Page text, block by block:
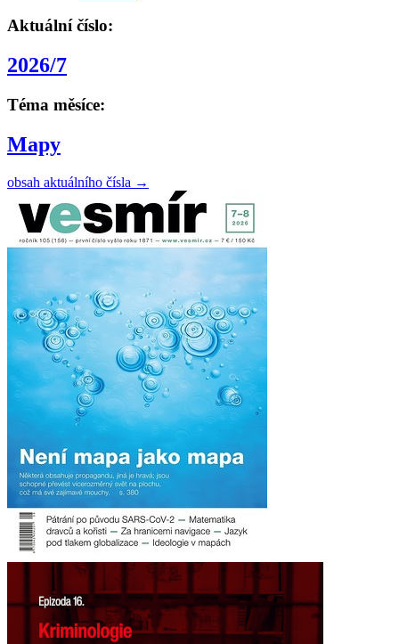
Aktuální číslo:
2026/7
Téma měsíce:
Mapy
obsah aktuálního čísla →